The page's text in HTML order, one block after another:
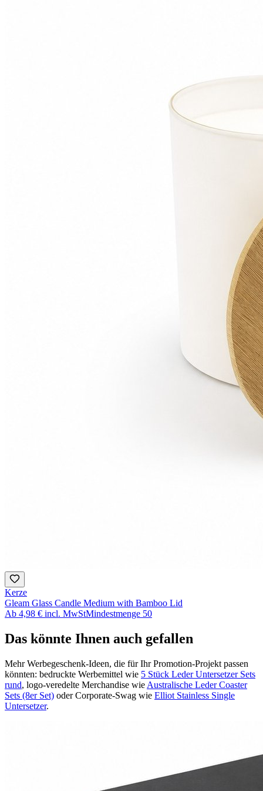
Kerze
Gleam Glass Candle Medium with Bamboo Lid
Ab 4,98 € incl. MwStMindestmenge 50
Das könnte Ihnen auch gefallen
Mehr Werbegeschenk-Ideen, die für Ihr Promotion-Projekt passen
könnten: bedruckte Werbemittel wie 5 Stück Leder Untersetzer Sets
rund, logo-veredelte Merchandise wie Australische Leder Coaster
Sets (8er Set) oder Corporate-Swag wie Elliot Stainless Single
Untersetzer.